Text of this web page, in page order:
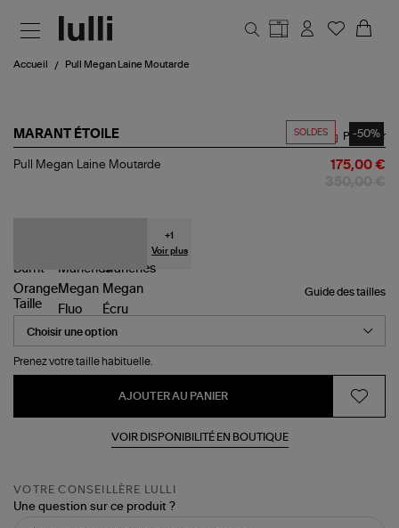
Accueil Pull Megan Laine Moutarde
SOLDES -50%
MARANT ÉTOILE
Pull
Partager
Pull Megan Laine Moutarde 175,00 €
+1
Voir plus
Guide des tailles
Taille
Prenez votre taille habituelle.
AJOUTER AU PANIER
VOIR DISPONIBILITÉ EN BOUTIQUE
VOTRE CONSEILLÈRE LULLI
Une question sur ce produit ?